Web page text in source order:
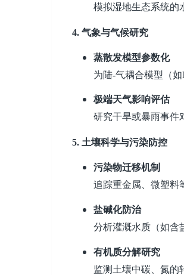
模拟湿地生态系统的
4. 气象与气候研究
蒸散发模型参数化
为陆-气耦合模型（如
极端天气影响评估
研究干旱或暴雨事件
5. 土壤科学与污染防控
污染物迁移机制
追踪重金属、微塑料
盐碱化防治
分析灌溉水质（如含
有机质分解研究
监测土壤中碳、氮的